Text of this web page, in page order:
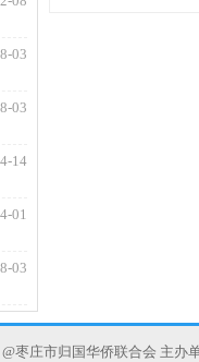
03
03
14
01
03
@枣庄市归国华侨联合会 主